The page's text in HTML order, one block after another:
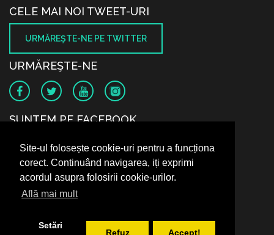
Site-ul folosește cookie-uri pentru a funcționa
corect. Continuând navigarea, iți exprimi
acordul asupra folosirii cookie-urilor.
Află mai mult
Setări
Refuz Accept!
CELE MAI NOI TWEET-URI
URMĂREŞTE-NE PE TWITTER
URMĂREŞTE-NE
SUNTEM PE FACEBOOK